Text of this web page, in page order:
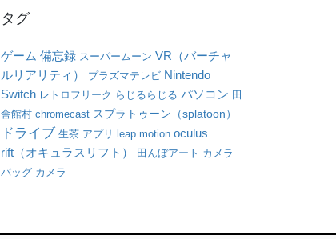
タグ
ゲーム 備忘録 スーパームーン VR（バーチャ
ルリアリティ）
プラズマテレビ Nintendo
Switch レトロフリーク らじるらじる パソコン 田
舎館村 chromecast スプラトゥーン（splatoon）
ドライブ 生茶 アプリ leap motion oculus
rift（オキュラスリフト）
田んぼアート カメラ
バッグ カメラ